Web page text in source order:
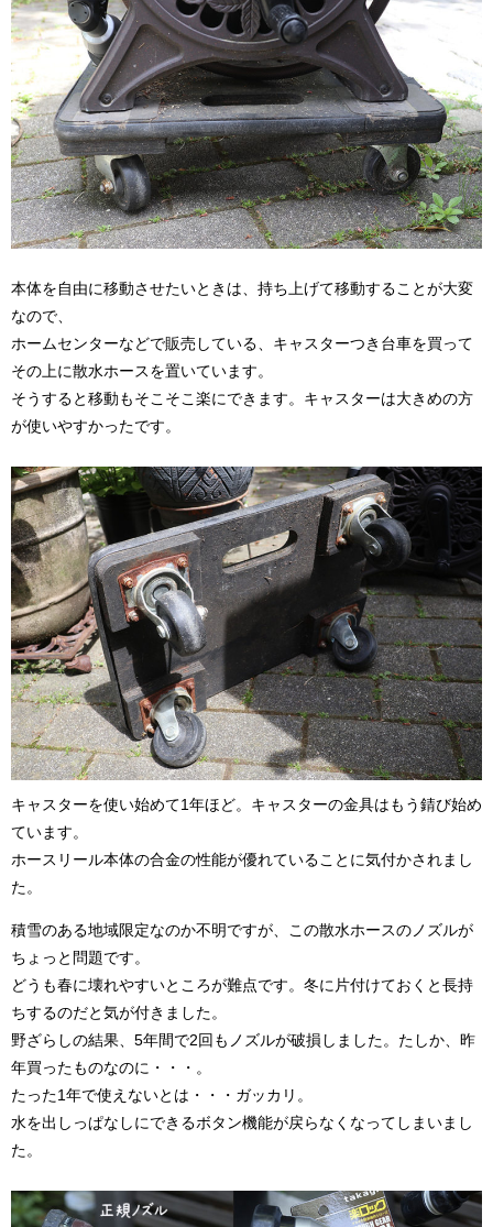
本体を自由に移動させたいときは、持ち上げて移動することが大変
なので、
ホームセンターなどで販売している、キャスターつき台車を買って
その上に散水ホースを置いています。
そうすると移動もそこそこ楽にできます。キャスターは大きめの方
が使いやすかったです。
キャスターを使い始めて1年ほど。キャスターの金具はもう錆び始め
ています。
ホースリール本体の合金の性能が優れていることに気付かされまし
た。
積雪のある地域限定なのか不明ですが、この散水ホースのノズルが
ちょっと問題です。
どうも春に壊れやすいところが難点です。冬に片付けておくと長持
ちするのだと気が付きました。
野ざらしの結果、5年間で2回もノズルが破損しました。たしか、昨
年買ったものなのに・・・。
たった1年で使えないとは・・・ガッカリ。
水を出しっぱなしにできるボタン機能が戻らなくなってしまいまし
た。